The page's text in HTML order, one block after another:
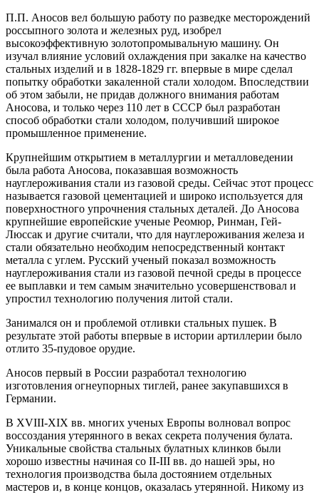
П.П. Аносов вел большую работу по разведке месторождений
россыпного золота и железных руд, изобрел
высокоэффективную золотопромывальную машину. Он
изучал влияние условий охлаждения при закалке на качество
стальных изделий и в 1828-1829 гг. впервые в мире сделал
попытку обработки закаленной стали холодом. Впоследствии
об этом забыли, не придав должного внимания работам
Аносова, и только через 110 лет в СССР был разработан
способ обработки стали холодом, получивший широкое
промышленное применение.
Крупнейшим открытием в металлургии и металловедении
была работа Аносова, показавшая возможность
науглероживания стали из газовой среды. Сейчас этот процесс
называется газовой цементацией и широко используется для
поверхностного упрочнения стальных деталей. До Аносова
крупнейшие европейские ученые Реомюр, Ринман, Гей-
Люссак и другие считали, что для науглероживания железа и
стали обязательно необходим непосредственный контакт
металла с углем. Русский ученый показал возможность
науглероживания стали из газовой печной среды в процессе
ее выплавки и тем самым значительно усовершенствовал и
упростил технологию получения литой стали.
Занимался он и проблемой отливки стальных пушек. В
результате этой работы впервые в истории артиллерии было
отлито 35-пудовое орудие.
Аносов первый в России разработал технологию
изготовления огнеупорных тиглей, ранее закупавшихся в
Германии.
В XVIII-XIX вв. многих ученых Европы волновал вопрос
воссоздания утерянного в веках секрета получения булата.
Уникальные свойства стальных булатных клинков были
хорошо известны начиная со II-III вв. до нашей эры, но
технология производства была достоянием отдельных
мастеров и, в конце концов, оказалась утерянной. Никому из